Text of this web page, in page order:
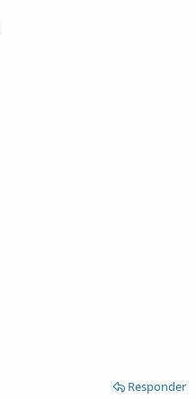
Responder